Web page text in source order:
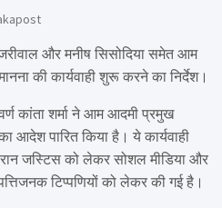
और मनीष सिसोदिया समेत आम
की कार्यवाही शुरू करने का निर्देश।
कांता शर्मा ने आम आदमी प्रमुख
आदेश पारित किया है। ये कार्यवाही
जस्टिस को लेकर सोशल मीडिया और
टिप्पणियों को लेकर की गई है।